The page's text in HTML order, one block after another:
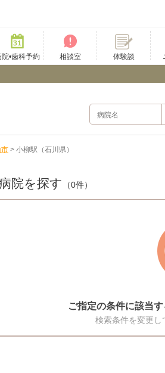
院•歯科予約 相談室 体験談
> 小柳駅（石川県）
院を探す （0件）
ご指定の条件に該当
検索条件を変更し